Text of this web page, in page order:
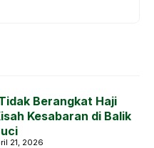
Berangkat Haji
Kesabaran di Balik
21, 2026